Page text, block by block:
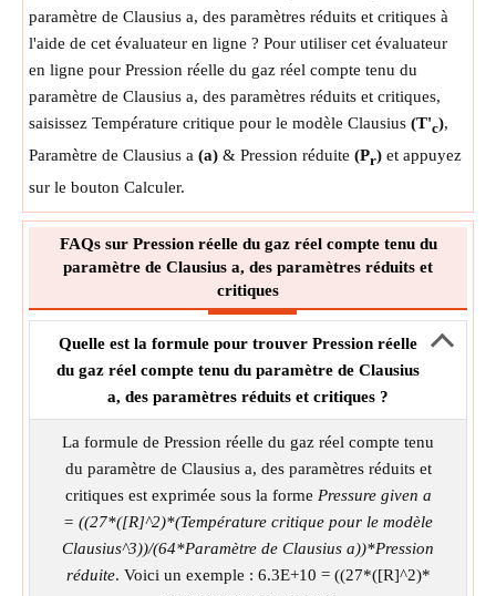
paramètre de Clausius a, des paramètres réduits et critiques à
l'aide de cet évaluateur en ligne ? Pour utiliser cet évaluateur
en ligne pour Pression réelle du gaz réel compte tenu du
paramètre de Clausius a, des paramètres réduits et critiques,
saisissez Température critique pour le modèle Clausius (T'c),
Paramètre de Clausius a (a) & Pression réduite (Pr) et appuyez
sur le bouton Calculer.
FAQs sur Pression réelle du gaz réel compte tenu du
paramètre de Clausius a, des paramètres réduits et
critiques
Quelle est la formule pour trouver Pression réelle
du gaz réel compte tenu du paramètre de Clausius
a, des paramètres réduits et critiques ?
La formule de Pression réelle du gaz réel compte tenu
du paramètre de Clausius a, des paramètres réduits et
critiques est exprimée sous la forme Pressure given a
= ((27*([R]^2)*(Température critique pour le modèle
Clausius^3))/(64*Paramètre de Clausius a))*Pression
réduite. Voici un exemple : 6.3E+10 = ((27*([R]^2)*